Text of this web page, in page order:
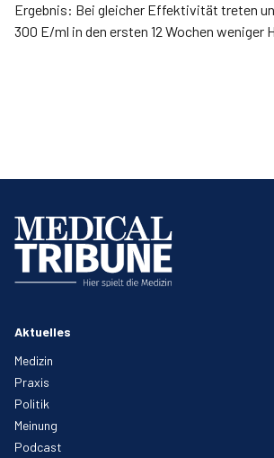
Ergebnis: Bei gleicher Effektivität treten
300 E/ml in den ersten 12 Wochen weniger Hypoglykämien auf
Aktuelles
Medizin
Praxis
Politik
Meinung
Podcast